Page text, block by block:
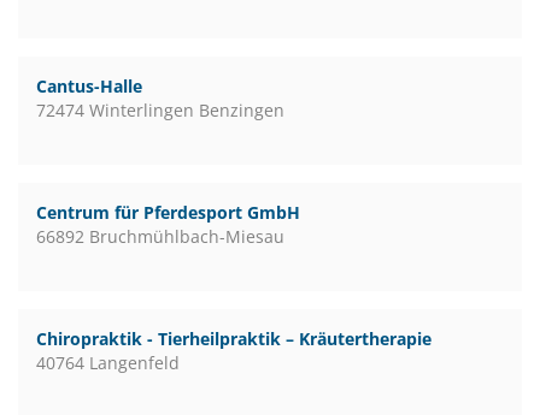
Cantus-Halle
72474 Winterlingen Benzingen
Centrum für Pferdesport GmbH
66892 Bruchmühlbach-Miesau
Chiropraktik - Tierheilpraktik – Kräutertherapie
40764 Langenfeld